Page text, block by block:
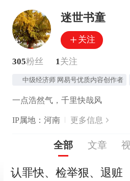
迷世书童
关注
305粉丝 1 关注
中级经济师 网易号优质内容创作者
一点浩然气，千里快哉风
IP属地：河南 更多信息
全部 文章
认罪快、检举狠、退赃